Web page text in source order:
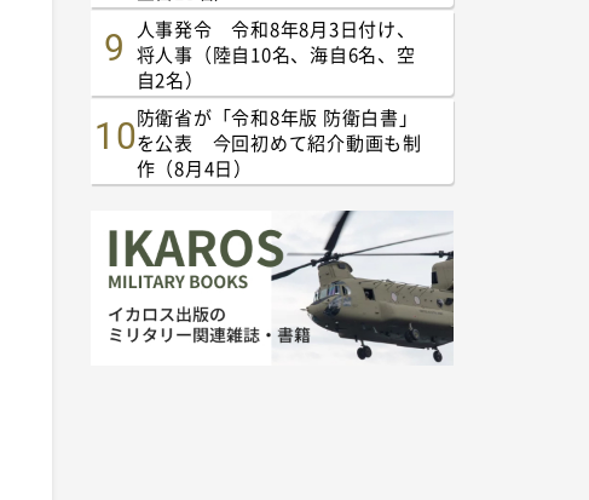
人事発令 令和8年8月3日付け、
将人事（陸自10名、海自6名、空
自2名）
防衛省が「令和8年版 防衛白書」
を公表 今回初めて紹介動画も制
作（8月4日）